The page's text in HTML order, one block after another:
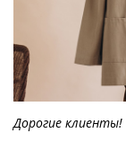
Дорогие клиенты!